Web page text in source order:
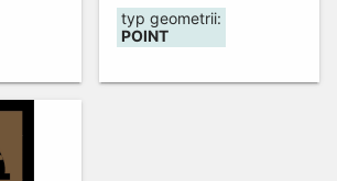
typ geometrii:
POINT